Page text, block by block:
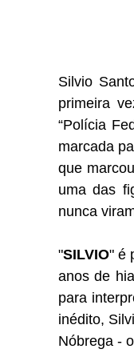
Silvio
primeira
“Polícia
marcada
que
uma das
nunca
"SILVIO" é
anos de
para
inédito,
Nóbrega -